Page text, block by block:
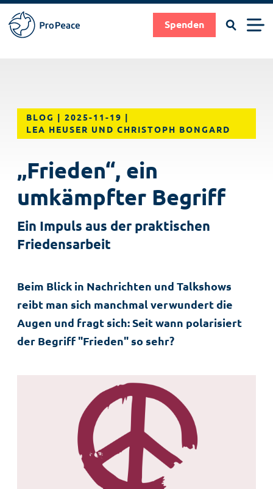
braucht
Fachleute
Spenden SuchenMenü
BLOG
2025-11-19
LEA HEUSER UND CHRISTOPH BONGARD
„Frieden“, ein
umkämpfter Begriff
Ein Impuls aus der praktischen
Friedensarbeit
Beim Blick in Nachrichten und Talkshows
reibt man sich manchmal verwundert die
Augen und fragt sich: Seit wann polarisiert
der Begriff "Frieden" so sehr?